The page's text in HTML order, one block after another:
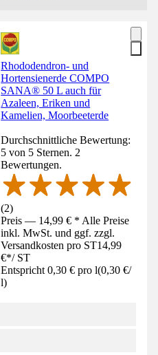
Rhododendron- und
Hortensienerde COMPO
SANA® 50 L auch für
Azaleen, Eriken und
Kamelien, Moorbeeterde
Durchschnittliche Bewertung:
5 von 5 Sternen. 2
Bewertungen.
(2)
Preis — 14,99 € * Alle Preise
inkl. MwSt. und ggf. zzgl.
Versandkosten pro ST14,99
€*/ ST
Entspricht 0,30 € pro l(0,30 €/
l)